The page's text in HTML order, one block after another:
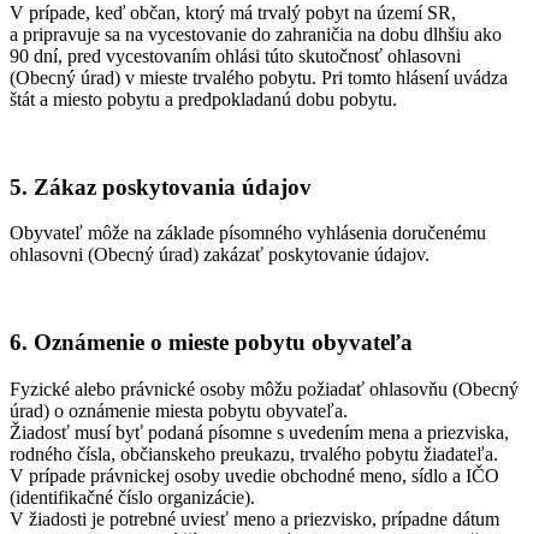
V prípade, keď občan, ktorý má trvalý pobyt na území SR,
a pripravuje sa na vycestovanie do zahraničia na dobu dlhšiu ako
90 dní, pred vycestovaním ohlási túto skutočnosť ohlasovni
(Obecný úrad) v mieste trvalého pobytu. Pri tomto hlásení uvádza
štát a miesto pobytu a predpokladanú dobu pobytu.
5. Zákaz poskytovania údajov
Obyvateľ môže na základe písomného vyhlásenia doručenému
ohlasovni (Obecný úrad) zakázať poskytovanie údajov.
6. Oznámenie o mieste pobytu obyvateľa
Fyzické alebo právnické osoby môžu požiadať ohlasovňu (Obecný
úrad) o oznámenie miesta pobytu obyvateľa.
Žiadosť musí byť podaná písomne s uvedením mena a priezviska,
rodného čísla, občianskeho preukazu, trvalého pobytu žiadateľa.
V prípade právnickej osoby uvedie obchodné meno, sídlo a IČO
(identifikačné číslo organizácie).
V žiadosti je potrebné uviesť meno a priezvisko, prípadne dátum